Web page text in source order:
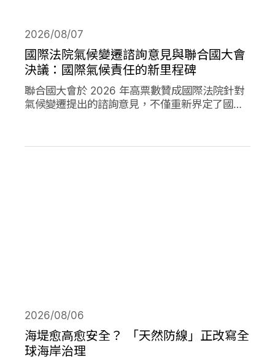
國際法院氣候變遷諮詢意見與聯合國大會
決議：國際氣候責任的新里程碑
2026/08/07
聯合國大會於 2026 年高票數贊成國際法院針對
氣候變遷提出的諮詢意見，不僅重新界定了國際
律責任的承諾。
海堤愈高愈安全？ 「天然防線」正改寫全
球海岸治理
2026/08/06